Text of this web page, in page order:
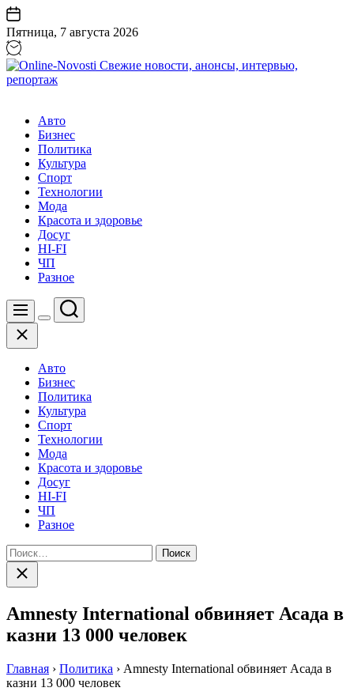
Перейти
к
содержанию
Пятница, 7 августа 2026
Свежие
новости,
анонсы,
интервью,
репортаж
Авто
Бизнес
Политика
Культура
Спорт
Технологии
Мода
Красота и здоровье
Досуг
HI-FI
ЧП
Разное
Меню
Цвет
Поиск
Закрыть
Авто
Бизнес
Политика
Культура
Спорт
Технологии
Мода
Красота и здоровье
Досуг
HI-FI
ЧП
Разное
Найти:
Закрыть
поиск
Amnesty International обвиняет Асада в
казни 13 000 человек
Главная › Политика › Amnesty International обвиняет Асада в
казни 13 000 человек